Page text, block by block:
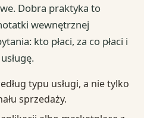
Dobra praktyka to
wewnętrznej
kto płaci, za co płaci i
typu usługi, a nie tylko
sprzedaży.